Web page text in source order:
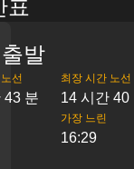
표
발
선
43 분
최장 시간 노선
14 시간 40
가장 느린
16:29